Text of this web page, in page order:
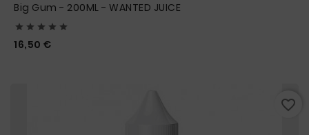
Big Gum - 200ML - WANTED JUICE
    
16,50 €
favorite_border